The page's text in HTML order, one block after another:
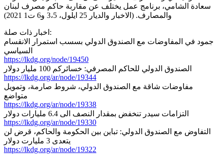
سعادة الشامي، برنامج عمل يختلف عن مقاربة حاكم مصرف لبنان
والمصارف. (الاخبار والديار 25 ايلول، 3،5 و6 ت1 2021)
اخبار ذات صلة:
جمود في المفاوضات مع الصندوق الدولي بسسب استمرار الانقسام
السياسي
https://lkdg.org/node/19450
الصندوق الدولي للحاكم المصرفي: خسائركم 100 مليار دولار
https://lkdg.org/ar/node/19344
مفاوضات شاقة مع الصندوق الدولي، شروط صارمة، وتمويل
متواضع
https://lkdg.org/ar/node/19338
التزامات سيدر تنخفض بمقدار النصف الى 6.4 مليارات دولار
https://lkdg.org/ar/node/19330
التفاوض مع الصندوق الدولي: تباين بين الحكومة والحاكم، قرض لن
يتعدى 3 مليارت دولار
https://lkdg.org/ar/node/19322